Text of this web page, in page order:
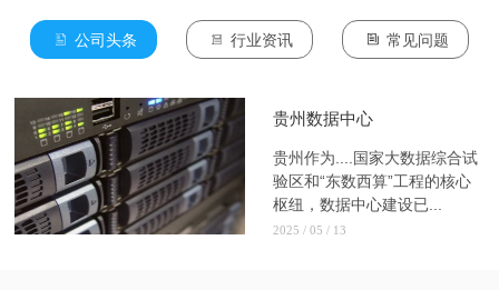
公司头条 行业资讯 常见问题
贵州数据中心
贵州作为....国家大数据综合试
验区和“东数西算”工程的核心
枢纽，数据中心建设已...
2025 / 05 / 13